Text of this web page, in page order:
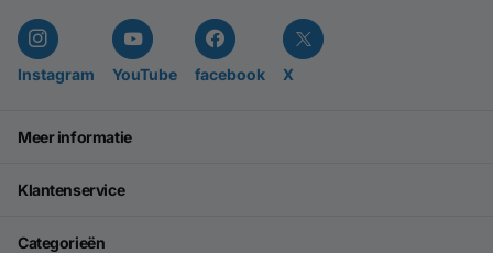
Meer informatie
Klantenservice
Categorieën
Instagram YouTube facebook X